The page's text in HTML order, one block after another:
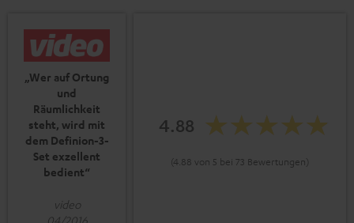
„Wer auf Ortung
und
Räumlichkeit
steht, wird mit
dem Definion-3-
Set exzellent
bedient“
video
04/2016
4.88
(4.88 von 5 bei 73 Bewertungen)